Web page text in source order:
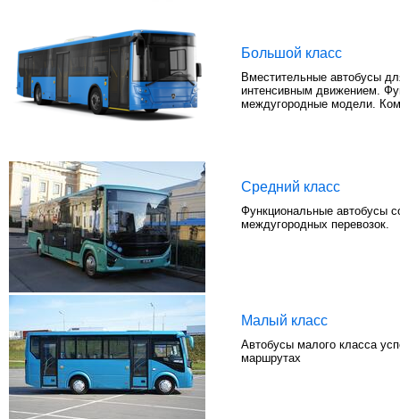
Большой класс
Вместительные автобусы
интенсивным движением.
междугородные модели.
Средний класс
Функциональные автобусы
междугородных перевозок.
Малый класс
Автобусы малого класса
маршрутах